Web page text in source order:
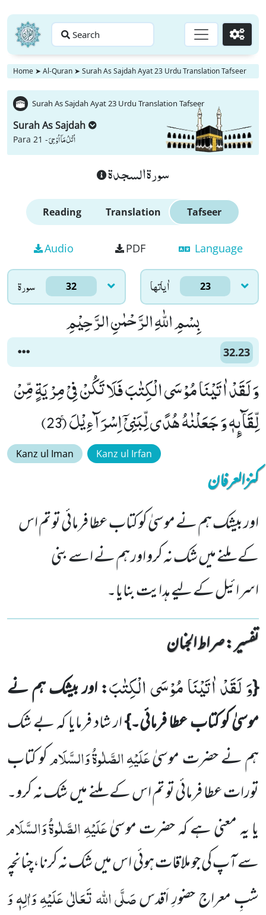
Search Go
Home ➤ Al-Quran ➤ Surah As Sajdah Ayat 23 Urdu Translation Tafseer
Surah As Sajdah Ayat 23 Urdu Translation Tafseer
Surah As Sajdah
Para 21 -اُتْلُ مَاۤ اُوْحِیَ
سورة السجدة
Reading Translation Tafseer
Audio PDF Language
سورۃ 32 اٰياتها 23
بِسْمِ اللّٰهِ الرَّحْمٰنِ الرَّحِیْمِ
32.23
وَ لَقَدْ اٰتَیْنَا مُوْسَى الْكِتٰبَ فَلَا تَكُنْ فِیْ مِرْیَةٍ مِّنْ
لِّقَآىٕهٖ وَ جَعَلْنٰهُ هُدًى لِّبَنِیْۤ اِسْرَآءِیْلَۚ (23)
Kanz ul Iman Kanz ul Irfan
کنزالعرفان
اور بیشک ہم نے موسیٰ کو کتاب عطا فرمائی تو تم اس
کے ملنے میں شک نہ کرو اور ہم نے اسے بنی
اسرائیل کے لیے ہدایت بنایا۔
تفسیر : ‎صراط الجنان
{وَ لَقَدْ اٰتَیْنَا مُوْسَى الْكِتٰبَ: اور بیشک ہم نے
موسیٰ کو کتاب عطا فرمائی۔}ار شاد فرمایا کہ بے شک
ہم نے حضرت موسیٰعَلَیْہِالصَّلٰوۃُوَالسَّلَامکو کتاب
تورات عطا فرمائی تو تم اس کے ملنے میں شک نہ کرو۔
یا یہ معنی ہے کہ حضرت موسیٰعَلَیْہِالصَّلٰوۃُوَالسَّلَام
سے آپ کی جو ملاقات ہوئی اس میں شک نہ کرنا،چنانچہ
شبِ معراج حضورِ اَقدسصَلَّی اللہ تَعَالٰی عَلَیْہِ وَاٰلِہٖ وَ